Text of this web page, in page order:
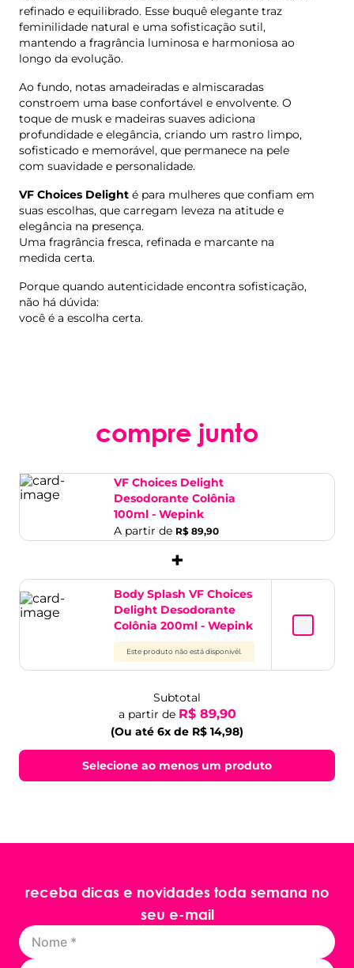
refinado e equilibrado. Esse buquê elegante traz
feminilidade natural e uma sofisticação sutil,
mantendo a fragrância luminosa e harmoniosa ao
longo da evolução.
Ao fundo, notas amadeiradas e almiscaradas
constroem uma base confortável e envolvente. O
toque de musk e madeiras suaves adiciona
profundidade e elegância, criando um rastro limpo,
sofisticado e memorável, que permanece na pele
com suavidade e personalidade.
VF Choices Delight é para mulheres que confiam em
suas escolhas, que carregam leveza na atitude e
elegância na presença.
Uma fragrância fresca, refinada e marcante na
medida certa.
Porque quando autenticidade encontra sofisticação,
não há dúvida:
você é a escolha certa.
compre junto
VF Choices Delight
Desodorante Colônia
100ml - Wepink
A partir de R$ 89,90
+
Body Splash VF Choices
Delight Desodorante
Colônia 200ml - Wepink
Este produto não está disponivél.
Subtotal
a partir de R$ 89,90
(Ou até 6x de R$ 14,98)
Selecione ao menos um produto
receba dicas e novidades toda semana no
seu e-mail